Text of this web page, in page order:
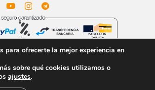
Términos y condiciones
Política de
Política de envío
para ofrecerte la mejor experiencia en
sobre qué cookies utilizamos o
ajustes.